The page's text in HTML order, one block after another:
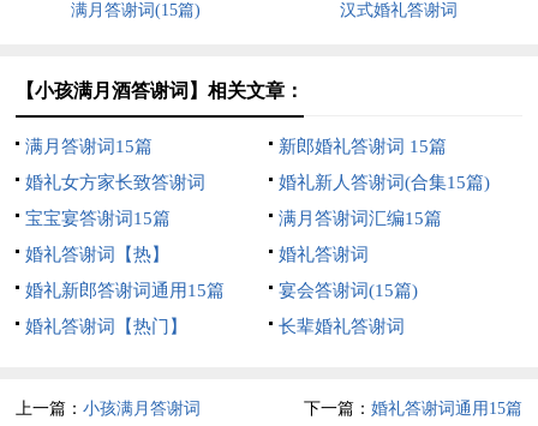
满月答谢词(15篇) 汉式婚礼答谢词
【小孩满月酒答谢词】相关文章：
满月答谢词15篇
新郎婚礼答谢词 15篇
婚礼女方家长致答谢词
婚礼新人答谢词(合集15篇)
宝宝宴答谢词15篇
满月答谢词汇编15篇
婚礼答谢词【热】
婚礼答谢词
婚礼新郎答谢词通用15篇
宴会答谢词(15篇)
婚礼答谢词【热门】
长辈婚礼答谢词
上一篇：小孩满月答谢词 下一篇： 婚礼答谢词通用15篇